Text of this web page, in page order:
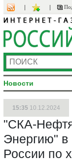
Новости
15:35 10.12.2024
"СКА-
Энергию" в
России по